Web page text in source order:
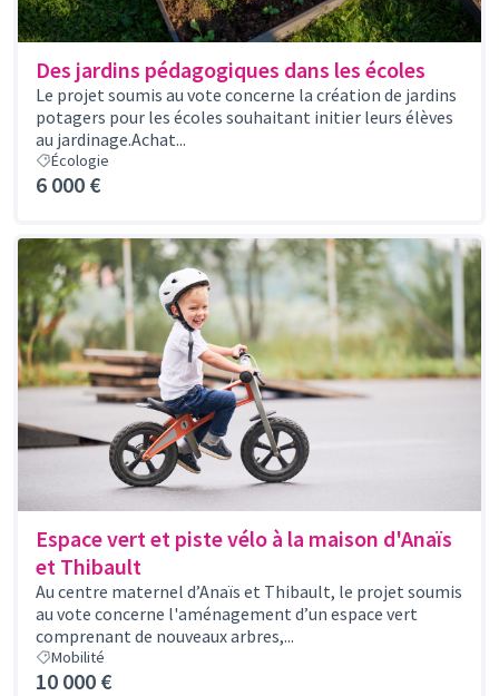
Des jardins pédagogiques dans les écoles
Le projet soumis au vote concerne la création de jardins
potagers pour les écoles souhaitant initier leurs élèves
au jardinage.Achat...
Écologie
6 000 €
Espace vert et piste vélo à la maison d'Anaïs
et Thibault
Au centre maternel d’Anaïs et Thibault, le projet soumis
au vote concerne l'aménagement d’un espace vert
comprenant de nouveaux arbres,...
Mobilité
10 000 €